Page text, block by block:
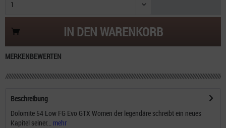
IN DENWARENKORB
MERKENBEWERTEN
Beschreibung
Dolomite 54 Low FG Evo GTX Women der legendäre schreibt ein neues
Kapitel seiner...
mehr